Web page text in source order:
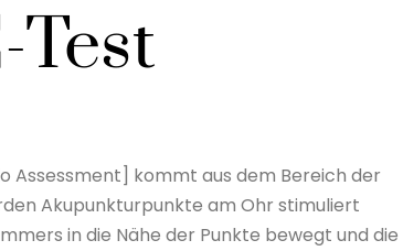
Test
Assessment] kommt aus dem Bereich der
Akupunkturpunkte am Ohr stimuliert
in die Nähe der Punkte bewegt und die